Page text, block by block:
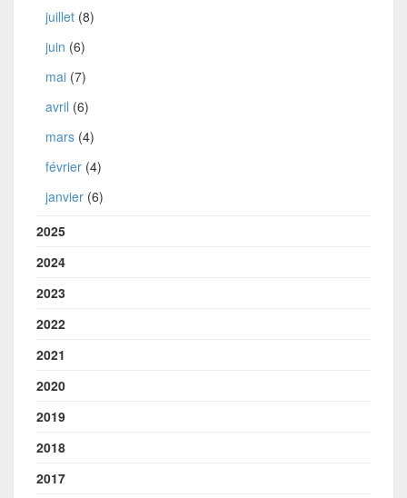
juillet (8)
juin (6)
mai (7)
avril (6)
mars (4)
février (4)
janvier (6)
2025
2024
2023
2022
2021
2020
2019
2018
2017